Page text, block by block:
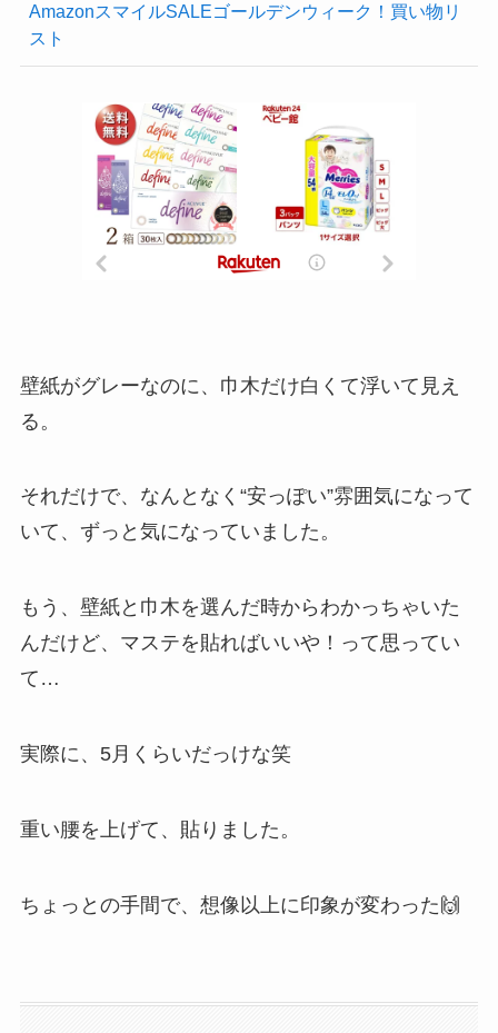
AmazonスマイルSALEゴールデンウィーク！買い物リ
スト
壁紙がグレーなのに、巾木だけ白くて浮いて見え
る。
それだけで、なんとなく“安っぽい”雰囲気になって
いて、ずっと気になっていました。
もう、壁紙と巾木を選んだ時からわかっちゃいた
んだけど、マステを貼ればいいや！って思ってい
て…
実際に、5月くらいだっけな笑
重い腰を上げて、貼りました。
ちょっとの手間で、想像以上に印象が変わった🙌